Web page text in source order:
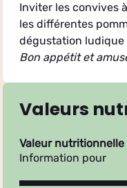
Inviter les convives
les différentes
dégustation
Bon appétit et
Valeurs
Valeur nutritionnelle
Information pour